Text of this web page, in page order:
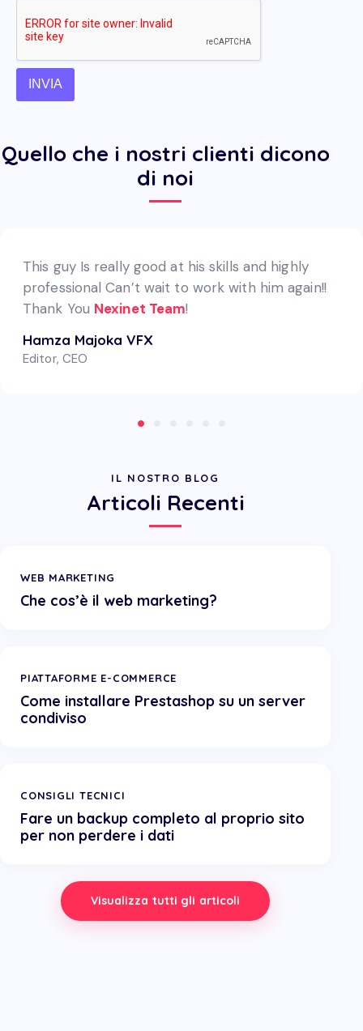
INVIA
Quello che i nostri clienti dicono
di noi
This guy Is really good at his skills and highly
professional Can’t wait to work with him again!!
Thank You Nexinet Team!
Hamza Majoka VFX
Editor, CEO
IL NOSTRO BLOG
Articoli Recenti
WEB MARKETING
Che cos’è il web marketing?
PIATTAFORME E-COMMERCE
Come installare Prestashop su un server
condiviso
CONSIGLI TECNICI
Fare un backup completo al proprio sito
per non perdere i dati
Visualizza tutti gli articoli